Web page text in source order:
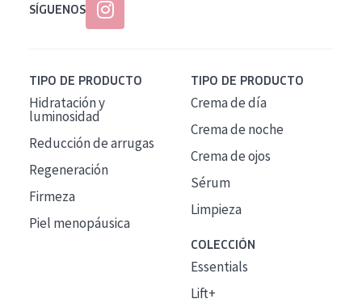
SÍGUENOS
TIPO DE PRODUCTO
Hidratación y
luminosidad
Reducción de arrugas
Regeneración
Firmeza
Piel menopáusica
TIPO DE PRODUCTO
Crema de día
Crema de noche
Crema de ojos
Sérum
Limpieza
COLECCIÓN
Essentials
Lift+